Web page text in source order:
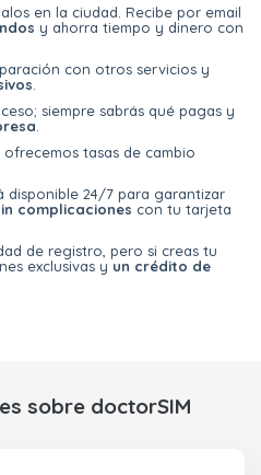
en la ciudad. Recibe por email
y ahorra tiempo y dinero con
con otros servicios y
siempre sabrás qué pagas y
ofrecemos tasas de cambio
disponible 24/7 para garantizar
complicaciones con tu tarjeta
de registro, pero si creas tu
exclusivas y un crédito de
sobre doctorSIM